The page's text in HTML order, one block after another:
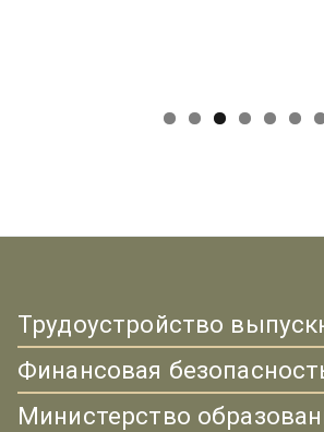
Трудоустройство
Финансовая
Министерство